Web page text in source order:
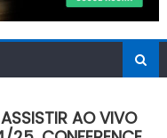
AO VIVO